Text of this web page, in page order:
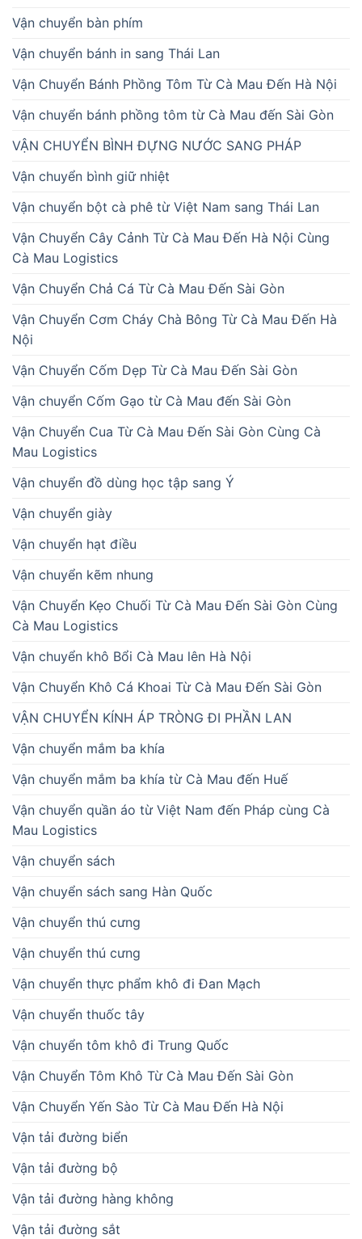
Vận chuyển bàn phím
Vận chuyển bánh in sang Thái Lan
Vận Chuyển Bánh Phồng Tôm Từ Cà Mau Đến Hà Nội
Vận chuyển bánh phồng tôm từ Cà Mau đến Sài Gòn
VẬN CHUYỂN BÌNH ĐỰNG NƯỚC SANG PHÁP
Vận chuyển bình giữ nhiệt
Vận chuyển bột cà phê từ Việt Nam sang Thái Lan
Vận Chuyển Cây Cảnh Từ Cà Mau Đến Hà Nội Cùng
Cà Mau Logistics
Vận Chuyển Chả Cá Từ Cà Mau Đến Sài Gòn
Vận Chuyển Cơm Cháy Chà Bông Từ Cà Mau Đến Hà
Nội
Vận Chuyển Cốm Dẹp Từ Cà Mau Đến Sài Gòn
Vận chuyển Cốm Gạo từ Cà Mau đến Sài Gòn
Vận Chuyển Cua Từ Cà Mau Đến Sài Gòn Cùng Cà
Mau Logistics
Vận chuyển đồ dùng học tập sang Ý
Vận chuyển giày
Vận chuyển hạt điều
Vận chuyển kẽm nhung
Vận Chuyển Kẹo Chuối Từ Cà Mau Đến Sài Gòn Cùng
Cà Mau Logistics
Vận chuyển khô Bổi Cà Mau lên Hà Nội
Vận Chuyển Khô Cá Khoai Từ Cà Mau Đến Sài Gòn
VẬN CHUYỂN KÍNH ÁP TRÒNG ĐI PHẦN LAN
Vận chuyển mắm ba khía
Vận chuyển mắm ba khía từ Cà Mau đến Huế
Vận chuyển quần áo từ Việt Nam đến Pháp cùng Cà
Mau Logistics
Vận chuyển sách
Vận chuyển sách sang Hàn Quốc
Vận chuyển thú cưng
Vận chuyển thú cưng
Vận chuyển thực phẩm khô đi Đan Mạch
Vận chuyển thuốc tây
Vận chuyển tôm khô đi Trung Quốc
Vận Chuyển Tôm Khô Từ Cà Mau Đến Sài Gòn
Vận Chuyển Yến Sào Từ Cà Mau Đến Hà Nội
Vận tải đường biển
Vận tải đường bộ
Vận tải đường hàng không
Vận tải đường sắt